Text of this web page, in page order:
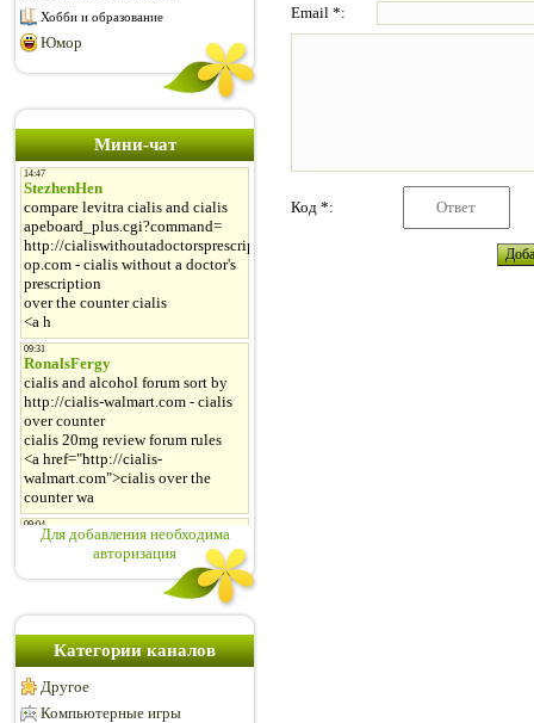
Хобби и образование
Юмор
Мини-чат
Для добавления необходима
авторизация
Категории каналов
Другое
Компьютерные игры
Email *:
Код *: